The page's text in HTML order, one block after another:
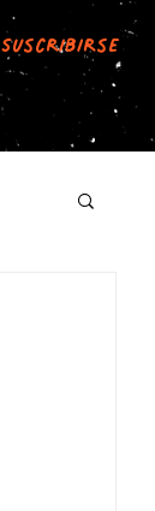
Suscribirse